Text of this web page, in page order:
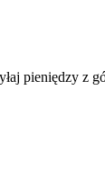
pieniędzy z